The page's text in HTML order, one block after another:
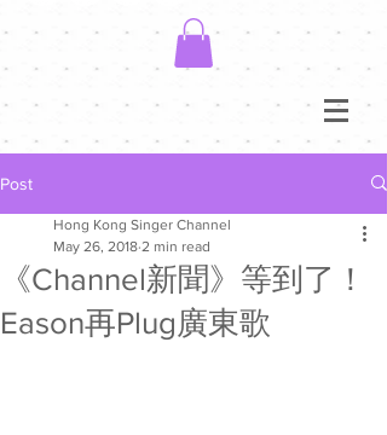
Post
《Channel新聞》等到了！
Eason再Plug廣東歌
Hong Kong Singer Channel
May 26, 2018 2 min read